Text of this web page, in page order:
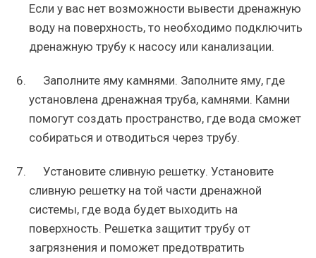
Если у вас нет возможности вывести дренажную
воду на поверхность, то необходимо подключить
дренажную трубу к насосу или канализации.
Заполните яму камнями. Заполните яму, где
установлена дренажная труба, камнями. Камни
помогут создать пространство, где вода сможет
собираться и отводиться через трубу.
Установите сливную решетку. Установите
сливную решетку на той части дренажной
системы, где вода будет выходить на
поверхность. Решетка защитит трубу от
загрязнения и поможет предотвратить